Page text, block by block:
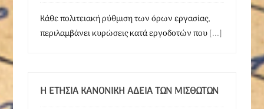
Κάθε πολιτειακή ρύθμιση των όρων εργασίας,
περιλαμβάνει κυρώσεις κατά εργοδοτών που[...]
Η ΕΤΉΣΙΑ ΚΑΝΟΝΙΚΉ ΆΔΕΙΑ ΤΩΝ ΜΙΣΘΩΤΏΝ